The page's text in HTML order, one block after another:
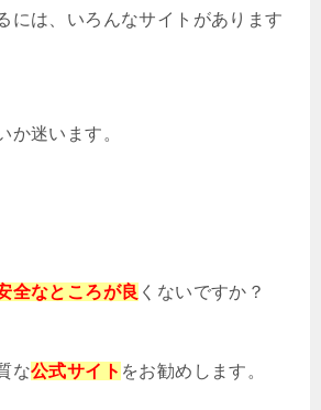
には、いろんなサイトがあります
か迷います。
全なところが良 くないですか？
な公式サイト をお勧めします。